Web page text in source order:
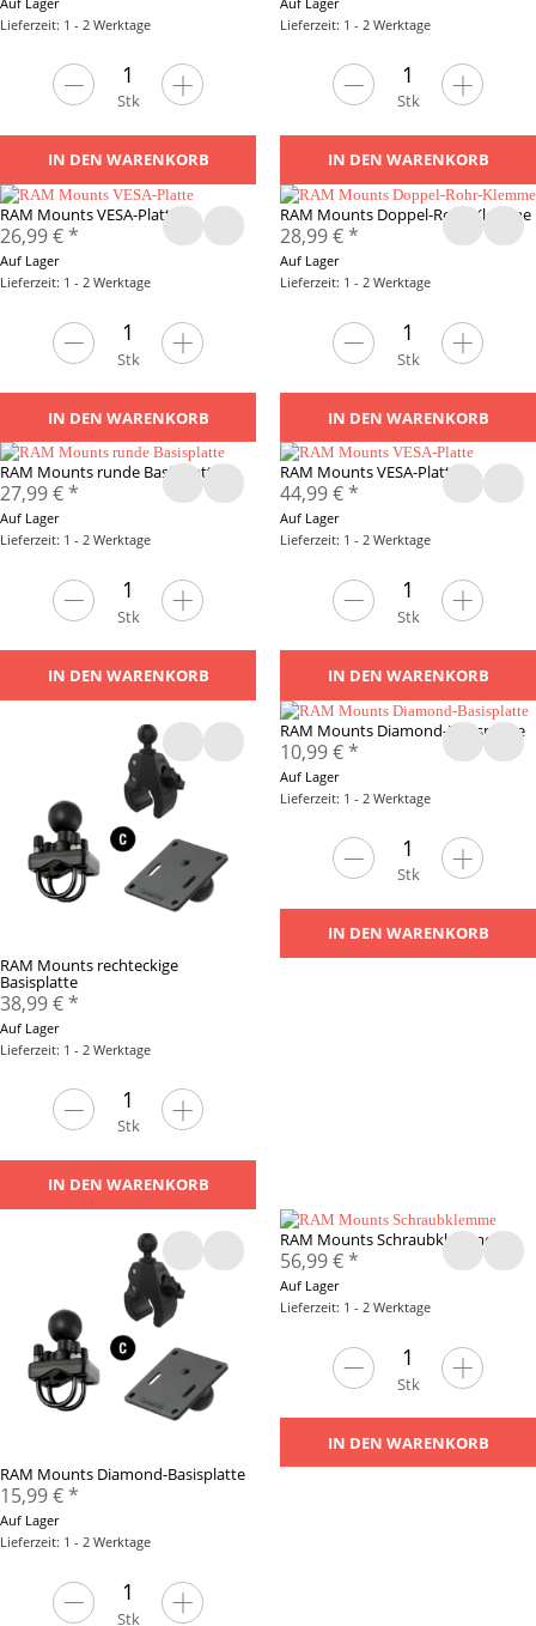
Lieferzeit: 1 - 2 Werktage
Stk
IN DEN WARENKORB
Lieferzeit: 1 - 2 Werktage
Stk
IN DEN WARENKORB
RAM Mounts VESA-Platte
26,99 €*
Auf Lager
Lieferzeit: 1 - 2 Werktage
Stk
IN DEN WARENKORB
RAM Mounts Doppel-Rohr-Klemme
28,99 €*
Auf Lager
Lieferzeit: 1 - 2 Werktage
Stk
IN DEN WARENKORB
RAM Mounts runde Basisplatte
27,99 €*
Auf Lager
Lieferzeit: 1 - 2 Werktage
Stk
IN DEN WARENKORB
RAM Mounts VESA-Platte
44,99 €*
Auf Lager
Lieferzeit: 1 - 2 Werktage
Stk
IN DEN WARENKORB
RAM Mounts rechteckige
Basisplatte
38,99 €*
Auf Lager
Lieferzeit: 1 - 2 Werktage
Stk
IN DEN WARENKORB
RAM Mounts Diamond-Basisplatte
10,99 €*
Auf Lager
Lieferzeit: 1 - 2 Werktage
Stk
IN DEN WARENKORB
RAM Mounts Diamond-Basisplatte
15,99 €*
Auf Lager
Lieferzeit: 1 - 2 Werktage
Stk
RAM Mounts Schraubklemme
56,99 €*
Auf Lager
Lieferzeit: 1 - 2 Werktage
Stk
IN DEN WARENKORB